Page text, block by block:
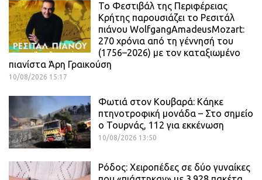
Το Φεστιβάλ της Περιφέρειας
Κρήτης παρουσιάζει το Ρεσιτάλ
πιάνου WolfgangAmadeusMozart:
270 χρόνια από τη γέννησή του
(1756–2026) με τον καταξιωμένο
πιανίστα Άρη Γραικούση
10/08/2026 15:17
Φωτιά στον Κουβαρά: Κάηκε
πτηνοτροφική μονάδα – Στο σημείο
ο Τουρνάς, 112 για εκκένωση
10/08/2026 13:50
Ρόδος: Χειροπέδες σε δύο γυναίκες